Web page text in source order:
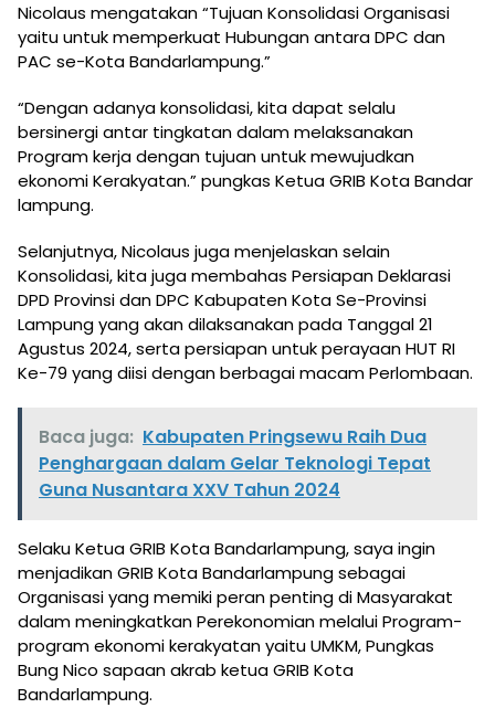
Nicolaus mengatakan “Tujuan Konsolidasi Organisasi
yaitu untuk memperkuat Hubungan antara DPC dan
PAC se-Kota Bandarlampung.”
“Dengan adanya konsolidasi, kita dapat selalu
bersinergi antar tingkatan dalam melaksanakan
Program kerja dengan tujuan untuk mewujudkan
ekonomi Kerakyatan.” pungkas Ketua GRIB Kota Bandar
lampung.
Selanjutnya, Nicolaus juga menjelaskan selain
Konsolidasi, kita juga membahas Persiapan Deklarasi
DPD Provinsi dan DPC Kabupaten Kota Se-Provinsi
Lampung yang akan dilaksanakan pada Tanggal 21
Agustus 2024, serta persiapan untuk perayaan HUT RI
Ke-79 yang diisi dengan berbagai macam Perlombaan.
Baca juga: Kabupaten Pringsewu Raih Dua
Penghargaan dalam Gelar Teknologi Tepat
Guna Nusantara XXV Tahun 2024
Selaku Ketua GRIB Kota Bandarlampung, saya ingin
menjadikan GRIB Kota Bandarlampung sebagai
Organisasi yang memiki peran penting di Masyarakat
dalam meningkatkan Perekonomian melalui Program-
program ekonomi kerakyatan yaitu UMKM, Pungkas
Bung Nico sapaan akrab ketua GRIB Kota
Bandarlampung.